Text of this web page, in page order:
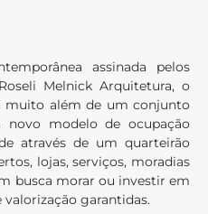
assinada pelos
Melnick Arquitetura, o
muito além de um conjunto
novo modelo de ocupação
através de um quarteirão
lojas, serviços, moradias
busca morar ou investir em
garantidas.